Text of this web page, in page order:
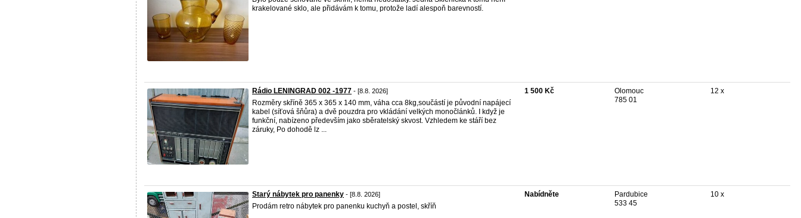
krakelované sklo, ale přidávám k tomu, protože ladí alespoň barevností.
Rádio LENINGRAD 002 -1977 - [8.8. 2026]
Rozměry skříně 365 x 365 x 140 mm, váha cca 8kg,součástí je původní napájecí
kabel (síťová šňůra) a dvě pouzdra pro vkládání velkých monočlánků. I když je
funkční, nabízeno především jako sběratelský skvost. Vzhledem ke stáří bez
záruky, Po dohodě lz ...
1 500 Kč
Olomouc
785 01
12 x
Starý nábytek pro panenky - [8.8. 2026]
Prodám retro nábytek pro panenku kuchyň a postel, skříň
Nabídněte
Pardubice
533 45
10 x